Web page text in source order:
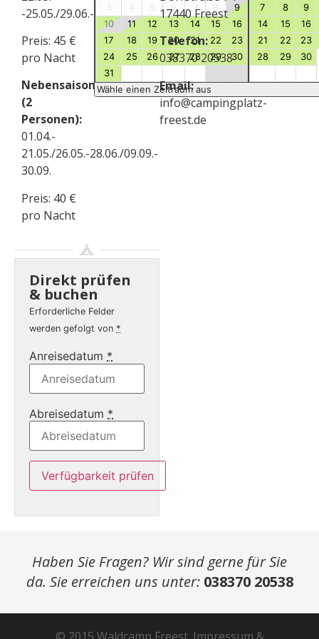
-25.05./29.06.-08.09
Preis: 45 €
pro Nacht
Nebensaison
(2
Personen):
01.04.-
21.05./26.05.-28.06./09.09.-
30.09.
Preis: 40 €
pro Nacht
6 7
9
10
11 12 13 14 15
16
17
18 19 20 21 22
23
24
25 26 27 28 29
30
31
7
8
9
14
15
16
21
22
23
28
29 30
Wähle einen Zeitraum aus
Direkt prüfen
& buchen
Erforderliche Felder
werden gefolgt von *
Anreisedatum *
Abreisedatum *
17440 Freest
Telefon:
038370 20538
Email:
info@campingplatz-
freest.de
Haben Sie Fragen? Wir sind gerne für Sie
da. Sie erreichen uns unter: 038370 20538